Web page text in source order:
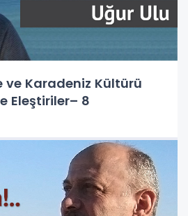
ve Karadeniz Kültürü
Eleştiriler– 8